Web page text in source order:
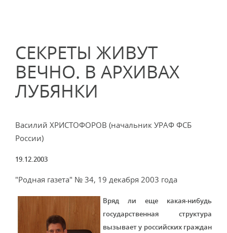
СЕКРЕТЫ ЖИВУТ
ВЕЧНО. В АРХИВАХ
ЛУБЯНКИ
Василий ХРИСТОФОРОВ (начальник УРАФ ФСБ
России)
19.12.2003
"Родная газета" № 34, 19 декабря 2003 года
Вряд ли еще какая-нибудь
государственная структура
вызывает у российских граждан